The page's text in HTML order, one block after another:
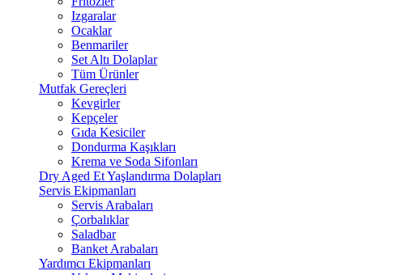
Izgaralar
Ocaklar
Benmariler
Set Altı Dolaplar
Tüm Ürünler
Mutfak Gereçleri
Kevgirler
Kepçeler
Gıda Kesiciler
Dondurma Kaşıkları
Krema ve Soda Sifonları
Dry Aged Et Yaşlandırma Dolapları
Servis Ekipmanları
Servis Arabaları
Çorbalıklar
Saladbar
Banket Arabaları
Yardımcı Ekipmanları